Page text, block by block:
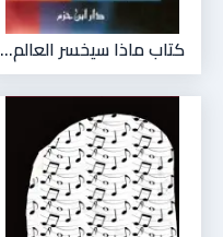
كتاب ماذا سيخسر العالم...